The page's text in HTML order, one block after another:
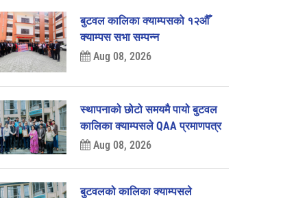
बुटवल कालिका क्याम्पसको १२‌औँ
क्याम्पस सभा सम्पन्न
Aug 08, 2026
स्थापनाको छोटो समयमै पायो बुटवल
कालिका क्याम्पसले QAA प्रमाणपत्र
Aug 08, 2026
बुटवलको कालिका क्याम्पसले